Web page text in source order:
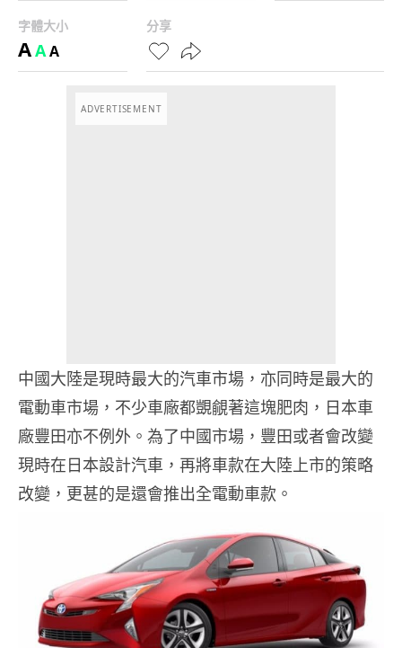
字體大小
AAA
分享
ADVERTISEMENT
中國大陸是現時最大的汽車市場，亦同時是最大的
電動車市場，不少車廠都覬覦著這塊肥肉，日本車
廠豐田亦不例外。為了中國市場，豐田或者會改變
現時在日本設計汽車，再將車款在大陸上市的策略
改變，更甚的是還會推出全電動車款。